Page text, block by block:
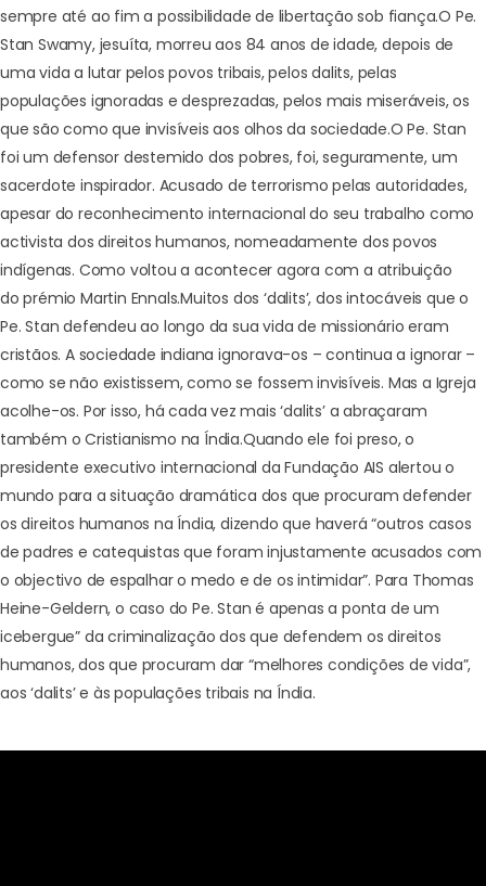
sempre até ao fim a possibilidade de libertação sob fiança.O Pe.
Stan Swamy, jesuíta, morreu aos 84 anos de idade, depois de
uma vida a lutar pelos povos tribais, pelosdalits, pelas
populações ignoradas e desprezadas, pelos mais miseráveis, os
que são como que invisíveis aos olhos da sociedade.O Pe. Stan
foi um defensor destemido dos pobres, foi, seguramente, um
sacerdote inspirador. Acusado de terrorismo pelas autoridades,
apesar do reconhecimento internacional do seu trabalho como
activista dos direitos humanos, nomeadamente dos povos
indígenas. Como voltou a acontecer agora com a atribuição
doprémio Martin Ennals.Muitos dos ‘dalits’, dos intocáveis que o
Pe. Stan defendeu ao longo da sua vida de missionário eram
cristãos. A sociedade indiana ignorava-os – continua a ignorar –
como se não existissem, como se fossem invisíveis. Mas a Igreja
acolhe-os. Por isso, há cada vez mais ‘dalits’ a abraçaram
também o Cristianismo na Índia.Quando ele foi preso, o
presidente executivo internacional da Fundação AIS alertou o
mundo para a situação dramática dos que procuram defender
os direitos humanos na Índia, dizendo que haverá “outros casos
de padres e catequistas que foram injustamente acusados com
o objectivo de espalhar o medo e de os intimidar”. Para Thomas
Heine-Geldern, o caso do Pe. Stan é apenas a ponta de um
icebergue” da criminalização dos que defendem os direitos
humanos, dos que procuram dar “melhores condições de vida”,
aos ‘dalits’ e às populações tribais na Índia.